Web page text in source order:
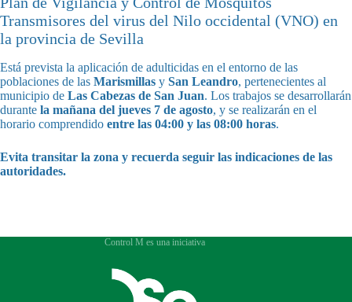
Transmisores del virus del Nilo occidental (VNO) en
la provincia de Sevilla
Está prevista la aplicación de adulticidas en el entorno de las
poblaciones de las Marismillas y San Leandro, pertenecientes al
municipio de Las Cabezas de San Juan. Los trabajos se desarrollarán
durante la mañana del jueves 7 de agosto, y se realizarán en el
horario comprendido entre las 04:00 y las 08:00 horas.
Evita transitar la zona y recuerda seguir las indicaciones de las
autoridades.
Control M es una iniciativa